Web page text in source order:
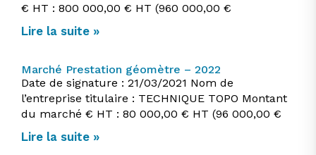
€ HT : 800 000,00 € HT (960 000,00 €
Lire la suite »
Marché Prestation géomètre – 2022
Date de signature : 21/03/2021 Nom de
l’entreprise titulaire : TECHNIQUE TOPO Montant
du marché € HT : 80 000,00 € HT (96 000,00 €
Lire la suite »